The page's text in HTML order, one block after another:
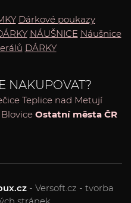
Dárkové poukazy
NÁUŠNICE Náušnice
DÁRKY
NAKUPOVAT?
Teplice nad Metují
Blovice Ostatní města ČR
- Versoft.cz - tvorba